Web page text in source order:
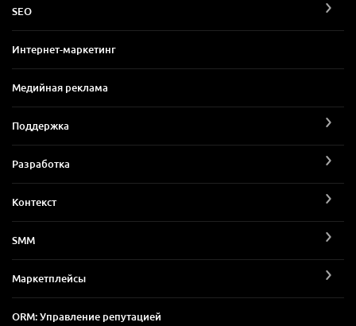
SEO
Интернет-маркетинг
Медийная реклама
Поддержка
Разработка
Контекст
SMM
Маркетплейсы
ORM: Управление репутацией